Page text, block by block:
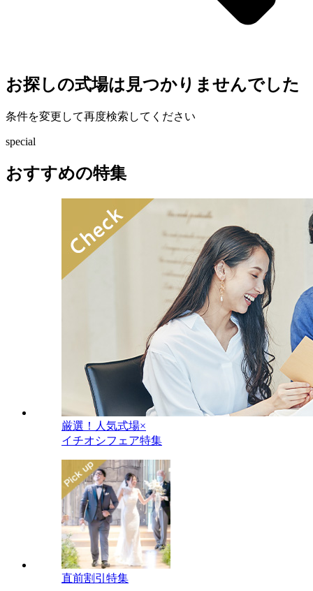
お探しの式場は見つかりませんでした
条件を変更して再度検索してください
special
おすすめの特集
厳選！人気式場×
イチオシフェア特集
直前割引特集